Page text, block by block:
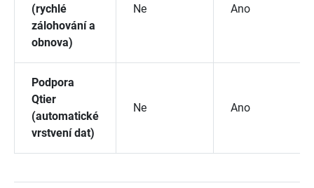
(rychlé
zálohování a
obnova)
Ne Ano
Podpora
Qtier
(automatické
vrstvení dat)
Ne Ano